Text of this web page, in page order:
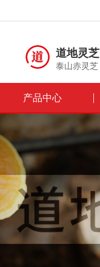
道地灵芝
泰山赤灵芝
产品中心